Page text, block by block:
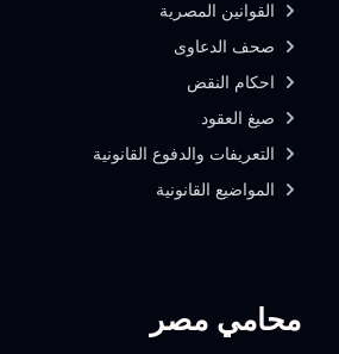
محامي مصر
القوانين المصرية
صحف الدعاوى
احكام النقض
صيغ العقود
التعريفات والدفوع القانونية
المواضيع القانونية